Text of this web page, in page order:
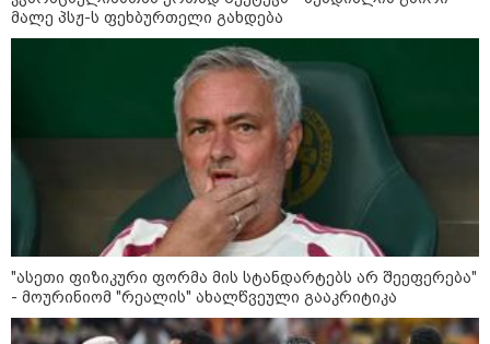
კატეგორიები
დღის ზოგადი
ასტროლოგიური
მალე პსჟ-ს ფეხბურთელი გახდება
"ასეთი ფიზიკური ფორმა მის სტანდარტებს არ შეეფერება"
- მოურინიომ "რეალის" ახალწვეული გააკრიტიკა